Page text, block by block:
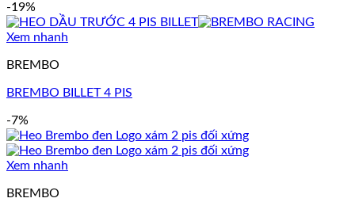
-19%
Xem nhanh
BREMBO
BREMBO BILLET 4 PIS
-7%
Xem nhanh
BREMBO